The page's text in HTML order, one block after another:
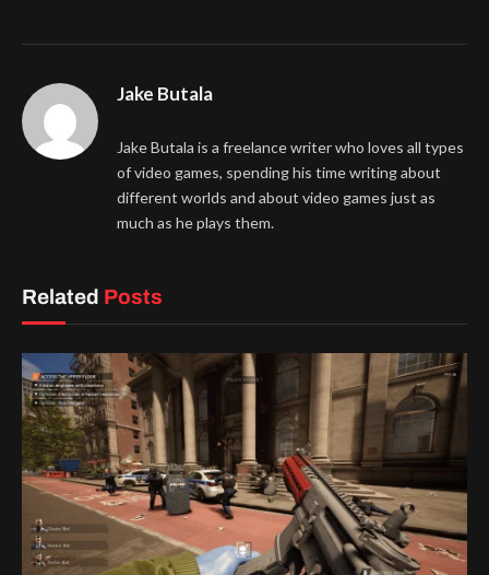
Jake Butala
Jake Butala is a freelance writer who loves all types
of video games, spending his time writing about
different worlds and about video games just as
much as he plays them.
Related Posts